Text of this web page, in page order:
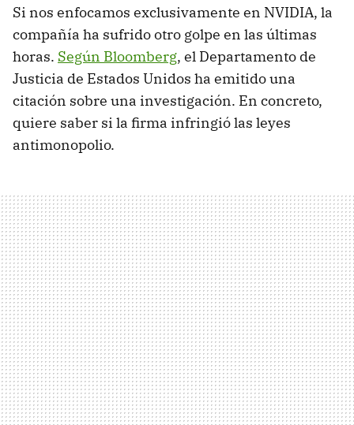
Si nos enfocamos exclusivamente en NVIDIA, la
compañía ha sufrido otro golpe en las últimas
horas. Según Bloomberg, el Departamento de
Justicia de Estados Unidos ha emitido una
citación sobre una investigación. En concreto,
quiere saber si la firma infringió las leyes
antimonopolio.